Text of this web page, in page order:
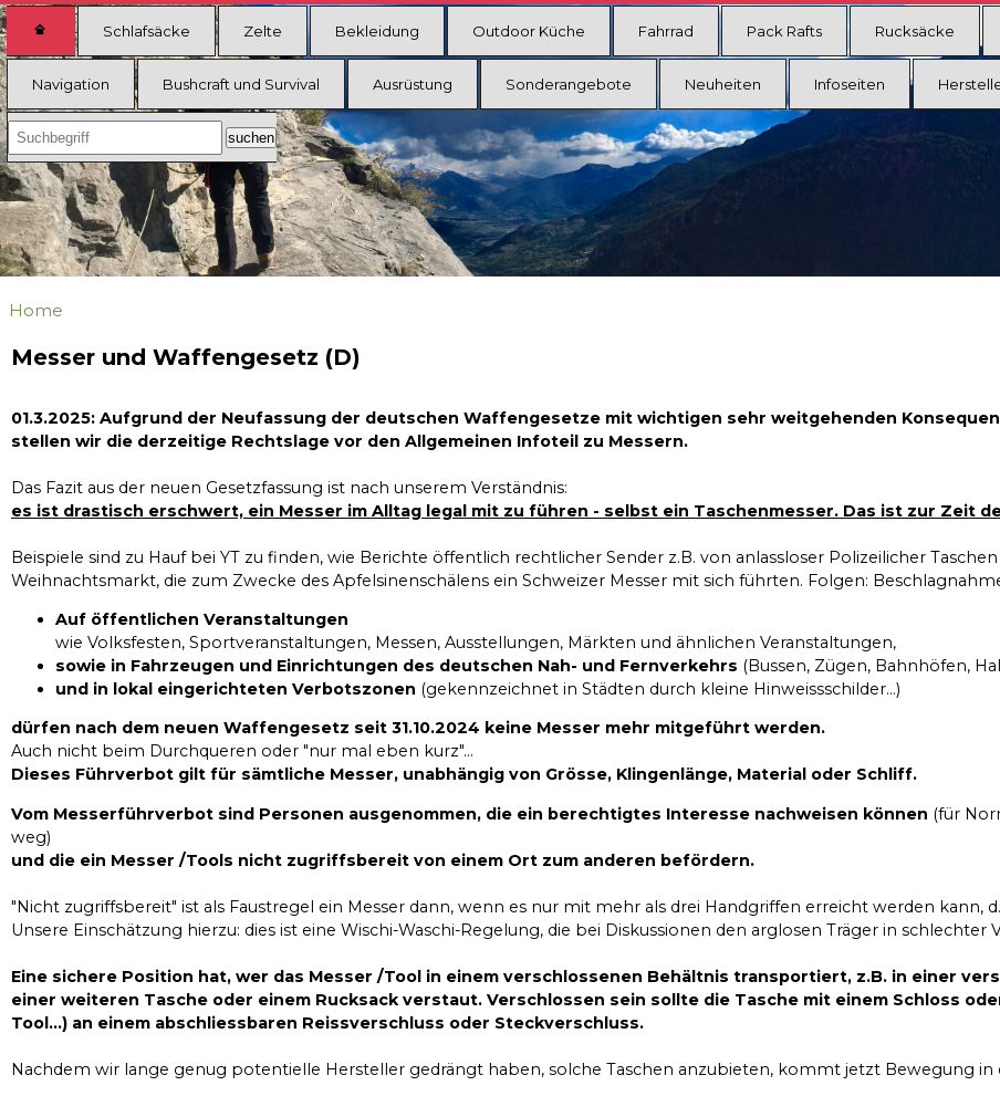
Schlafsäcke Zelte Bekleidung Outdoor Küche Fahrrad Pack Rafts Rucksäcke
Navigation Bushcraft und Survival Ausrüstung Sonderangebote Neuheiten Infoseiten
Home
Messer und Waffengesetz (D)
01.3.2025: Aufgrund der Neufassung der deutschen Waffengesetze mit wichtigen sehr weitgehenden
stellen wir die derzeitige Rechtslage vor den Allgemeinen Infoteil zu Messern.
Das Fazit aus der neuen Gesetzfassung ist nach unserem Verständnis:
es ist drastisch erschwert, ein Messer im Alltag legal mit zu führen - selbst ein Taschenmesser. Das ist zur Zeit
Beispiele sind zu Hauf bei YT zu finden, wie Berichte öffentlich rechtlicher Sender z.B. von anlassloser Polizeilicher
Weihnachtsmarkt, die zum Zwecke des Apfelsinenschälens ein Schweizer Messer mit sich führten. Folgen:
Auf öffentlichen Veranstaltungen
wie Volksfesten, Sportveranstaltungen, Messen, Ausstellungen, Märkten und ähnlichen Veranstaltungen,
sowie in Fahrzeugen und Einrichtungen des deutschen Nah- und Fernverkehrs (Bussen, Zügen, Bahnhöfen,
und in lokal eingerichteten Verbotszonen (gekennzeichnet in Städten durch kleine Hinweissschilder...)
dürfen nach dem neuen Waffengesetz seit 31.10.2024 keine Messer mehr mitgeführt werden.
Auch nicht beim Durchqueren oder "nur mal eben kurz"...
Dieses Führverbot gilt für sämtliche Messer, unabhängig von Grösse, Klingenlänge, Material oder Schliff.
Vom Messerführverbot sind Personen ausgenommen, die ein berechtigtes Interesse nachweisen können (für
weg)
und die ein Messer /Tools nicht zugriffsbereit von einem Ort zum anderen befördern.
"Nicht zugriffsbereit" ist als Faustregel ein Messer dann, wenn es nur mit mehr als drei Handgriffen erreicht werden kann,
Unsere Einschätzung hierzu: dies ist eine Wischi-Waschi-Regelung, die bei Diskussionen den arglosen Träger in schlechter
Eine sichere Position hat, wer das Messer /Tool in einem verschlossenen Behältnis transportiert, z.B. in einer
einer weiteren Tasche oder einem Rucksack verstaut. Verschlossen sein sollte die Tasche mit einem Schloss
Tool...) an einem abschliessbaren Reissverschluss oder Steckverschluss.
Nachdem wir lange genug potentielle Hersteller gedrängt haben, solche Taschen anzubieten, kommt jetzt Bewegung in